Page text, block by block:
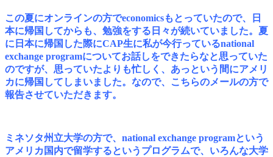
この夏にオンラインの方でeconomicsもとっていたので、日
本に帰国してからも、勉強をする日々が続いていました。 夏
に日本に帰国した際にCAP生に私が今行っているnational
exchange programについてお話しをできたらなと思っていた
のですが、 思っていたよりも忙しく、あっという間にアメリ
カに帰国してしまいました。 なので、こちらのメールの方で
報告させていただきます。
ミネソタ州立大学の方で、national exchange programという
アメリカ国内で留学するというプログラムで、いろんな大学